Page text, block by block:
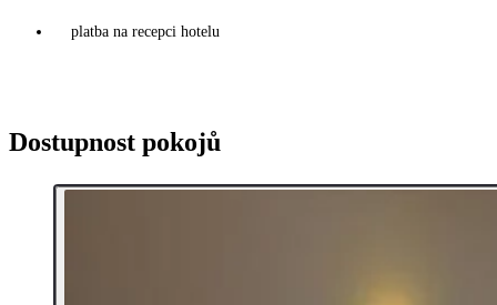
platba na recepci hotelu
Dostupnost pokojů